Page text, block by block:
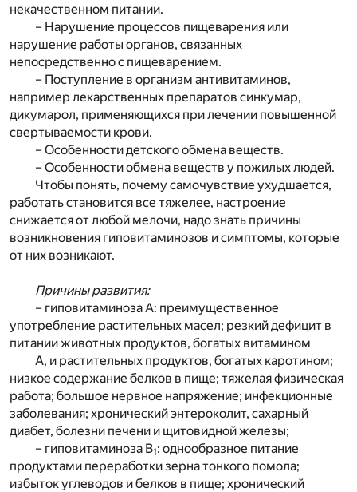
некачественном питании.
– Нарушение процессов пищеварения или
нарушение работы органов, связанных
непосредственно с пищеварением.
– Поступление в организм антивитаминов,
например лекарственных препаратов синкумар,
дикумарол, применяющихся при лечении повышенной
свертываемости крови.
– Особенности детского обмена веществ.
– Особенности обмена веществ у пожилых людей.
Чтобы понять, почему самочувствие ухудшается,
работать становится все тяжелее, настроение
снижается от любой мелочи, надо знать причины
возникновения гиповитаминозов и симптомы, которые
от них возникают.
Причины развития:
– гиповитаминоза А: преимущественное
употребление растительных масел; резкий дефицит в
питании животных продуктов, богатых витамином
А, и растительных продуктов, богатых каротином;
низкое содержание белков в пище; тяжелая физическая
работа; большое нервное напряжение; инфекционные
заболевания; хронический энтероколит, сахарный
диабет, болезни печени и щитовидной железы;
– гиповитаминоза В1: однообразное питание
продуктами переработки зерна тонкого помола;
избыток углеводов и белков в пище; хронический